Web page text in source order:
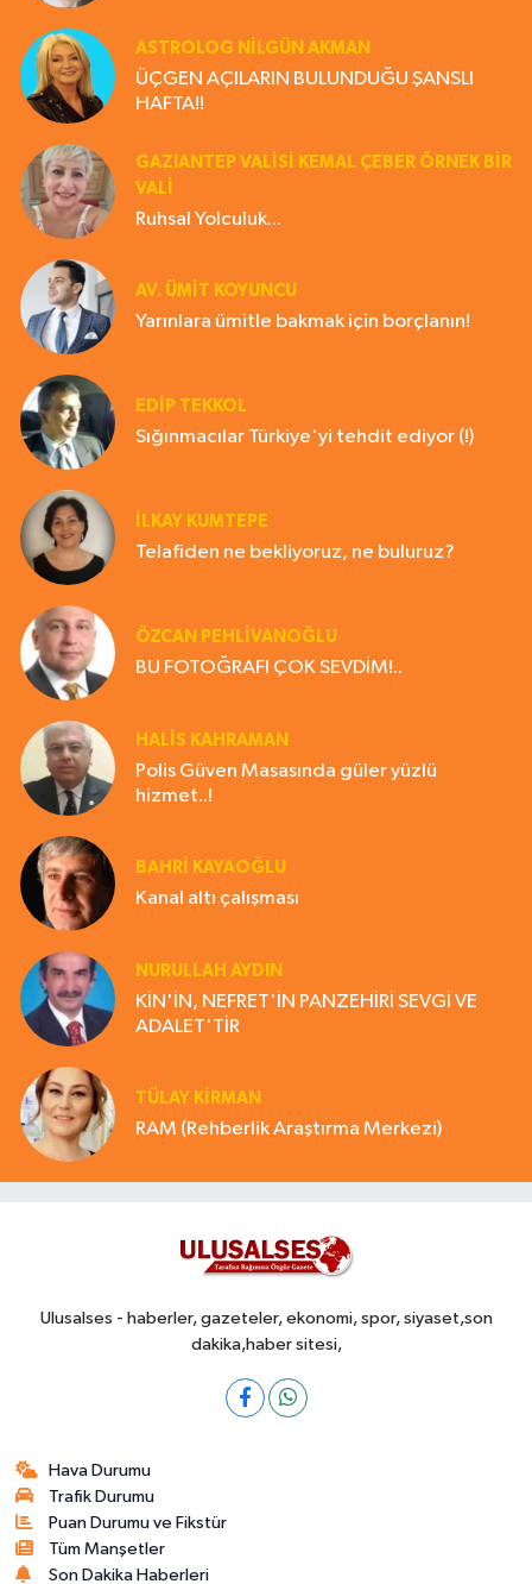
ASTROLOG NILGÜN AKMAN
ÜÇGEN AÇILARIN BULUNDUĞU ŞANSLI
HAFTA!!
GAZIANTEP VALISI KEMAL ÇEBER ÖRNEK BİR
VALİ
Ruhsal Yolculuk...
AV. ÜMIT KOYUNCU
Yarınlara ümitle bakmak için borçlanın!
EDIP TEKKOL
Sığınmacılar Türkiye'yi tehdit ediyor (!)
İLKAY KUMTEPE
Telafiden ne bekliyoruz, ne buluruz?
ÖZCAN PEHLİVANOĞLU
BU FOTOĞRAFI ÇOK SEVDİM!..
HALIS KAHRAMAN
Polis Güven Masasında güler yüzlü
hizmet..!
BAHRI KAYAOĞLU
Kanal altı çalışması
NURULLAH AYDIN
KİN'İN, NEFRET'İN PANZEHİRİ SEVGİ VE
ADALET'TİR
TÜLAY KİRMAN
RAM (Rehberlik Araştırma Merkezi)
Ulusalses - haberler, gazeteler, ekonomi, spor, siyaset,son
dakika,haber sitesi,
Hava Durumu
Trafik Durumu
Puan Durumu ve Fikstür
Tüm Manşetler
Son Dakika Haberleri